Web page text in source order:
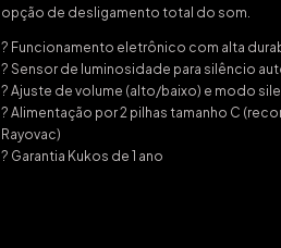
opção de desligamento total do som.
? Funcionamento eletrônico com alta
? Sensor de luminosidade para silêncio
? Ajuste de volume (alto/baixo) e modo
? Alimentação por 2 pilhas tamanho C
Rayovac)
? Garantia Kukos de 1 ano